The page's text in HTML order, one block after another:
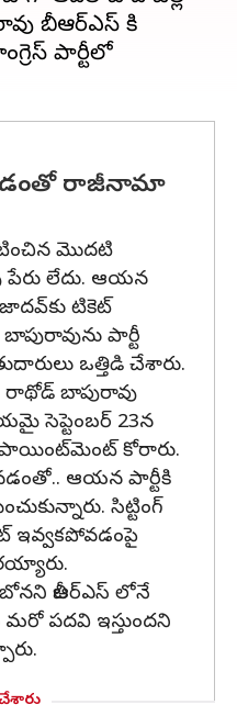
బీఆర్ఎస్ కి
పార్టీలో
రాజీనామా
మొదటి
లేదు. ఆయన
టికెట్
పార్టీ
ఒత్తిడి చేశారు.
బాపురావు
సెప్టెంబర్ 23న
కోరారు.
ఆయన పార్టీకి
సిట్టింగ్
ఇవ్వకపోవడంపై
బీఆర్ఎస్ లోనే
మరో పదవి ఇస్తుందని
చేశారు